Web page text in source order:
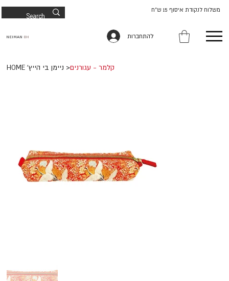
להתחברות NEIMAN BH
משלוח לנקודת איסוף 15 ש"ח
HOME 'ניימן בי הייץ >קלמר - עגורנים